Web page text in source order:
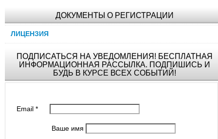
ДОКУМЕНТЫ О РЕГИСТРАЦИИ
ЛИЦЕНЗИЯ
ПОДПИСАТЬСЯ НА УВЕДОМЛЕНИЯ! БЕСПЛАТНАЯ
ИНФОРМАЦИОННАЯ РАССЫЛКА. ПОДПИШИСЬ И
БУДЬ В КУРСЕ ВСЕХ СОБЫТИЙ!
Email*
Ваше имя